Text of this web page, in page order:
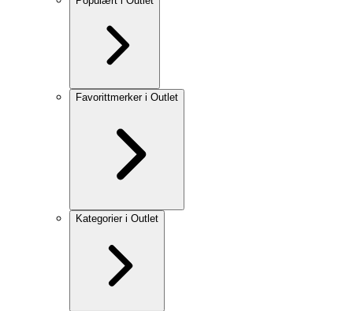
Favorittmerker i Outlet
Kategorier i Outlet